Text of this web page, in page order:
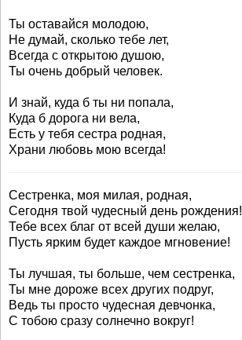
Ты оставайся молодою,
Не думай, сколько тебе лет,
Всегда с открытою душою,
Ты очень добрый человек.
И знай, куда б ты ни попала,
Куда б дорога ни вела,
Есть у тебя сестра родная,
Храни любовь мою всегда!
Сестренка, моя милая, родная,
Сегодня твой чудесный день рождения!
Тебе всех благ от всей души желаю,
Пусть ярким будет каждое мгновение!
Ты лучшая, ты больше, чем сестренка,
Ты мне дороже всех других подруг,
Ведь ты просто чудесная девчонка,
С тобою сразу солнечно вокруг!